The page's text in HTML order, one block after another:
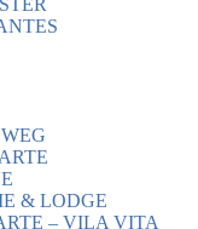
& LODGE
– VILA VITA